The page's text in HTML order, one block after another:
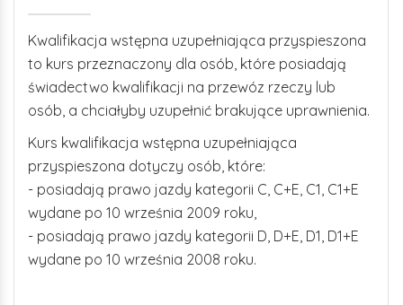
Kwalifikacja wstępna uzupełniająca przyspieszona
to kurs przeznaczony dla osób, które posiadają
świadectwo kwalifikacji na przewóz rzeczy lub
osób, a chciałyby uzupełnić brakujące uprawnienia.
Kurs kwalifikacja wstępna uzupełniająca
przyspieszona dotyczy osób, które:
- posiadają prawo jazdy kategorii C, C+E, C1, C1+E
wydane po 10 września 2009 roku,
- posiadają prawo jazdy kategorii D, D+E, D1, D1+E
wydane po 10 września 2008 roku.